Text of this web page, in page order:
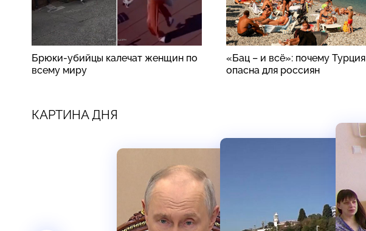
Брюки-убийцы калечат женщин по
всему миру
«Бац – и всё»: почему Турция
опасна для россиян
КАРТИНА ДНЯ